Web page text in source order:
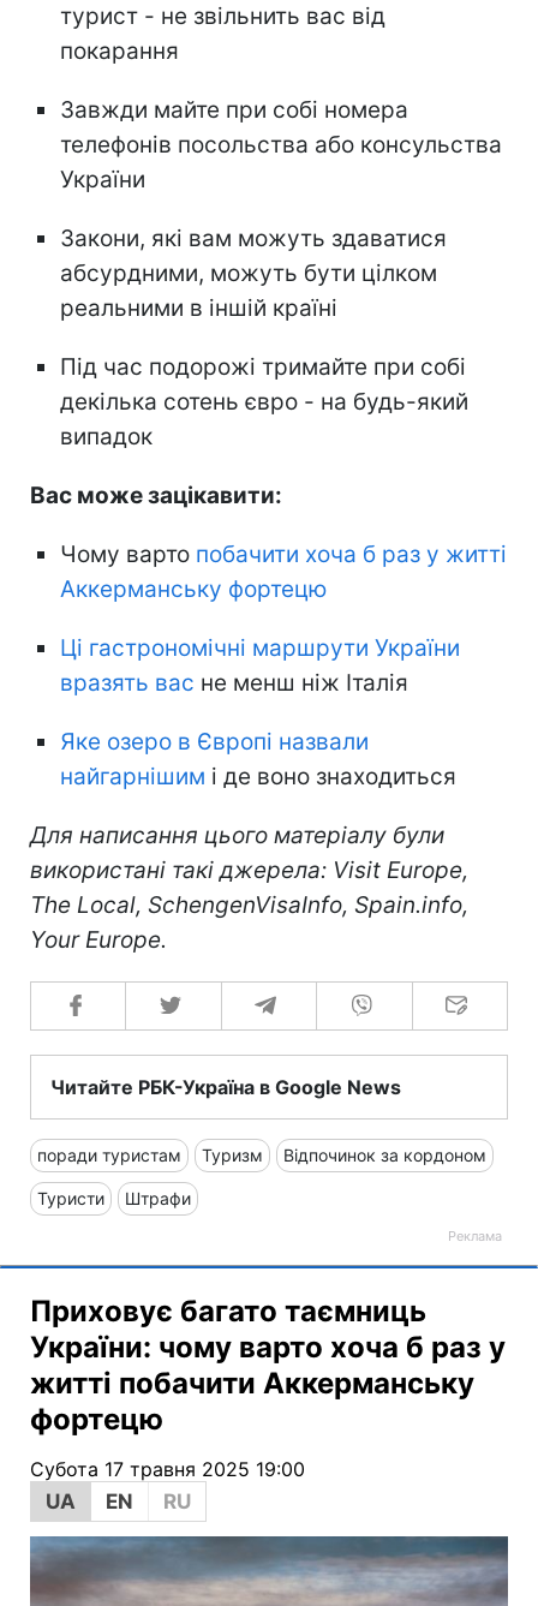
турист - не звільнить вас від
покарання
Завжди майте при собі номера
телефонів посольства або консульства
України
Закони, які вам можуть здаватися
абсурдними, можуть бути цілком
реальними в іншій країні
Під час подорожі тримайте при собі
декілька сотень євро - на будь-який
випадок
Вас може зацікавити:
Чому варто побачити хоча б раз у житті
Аккерманську фортецю
Ці гастрономічні маршрути України
вразять вас не менш ніж Італія
Яке озеро в Європі назвали
найгарнішим і де воно знаходиться
Для написання цього матеріалу були
використані такі джерела: Visit Europe,
The Local, SchengenVisaInfo, Spain.info,
Your Europe.
Читайте РБК-Україна в Google News
поради туристам Туризм Відпочинок за кордоном
Туристи Штрафи
Приховує багато таємниць
України: чому варто хоча б раз у
житті побачити Аккерманську
фортецю
Субота 17 травня 2025 19:00
UA
EN RU